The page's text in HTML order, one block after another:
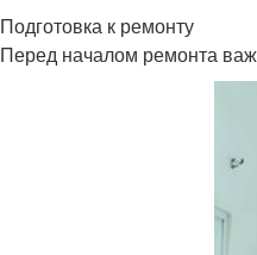
Подготовка к ремонту
Перед началом ремонта